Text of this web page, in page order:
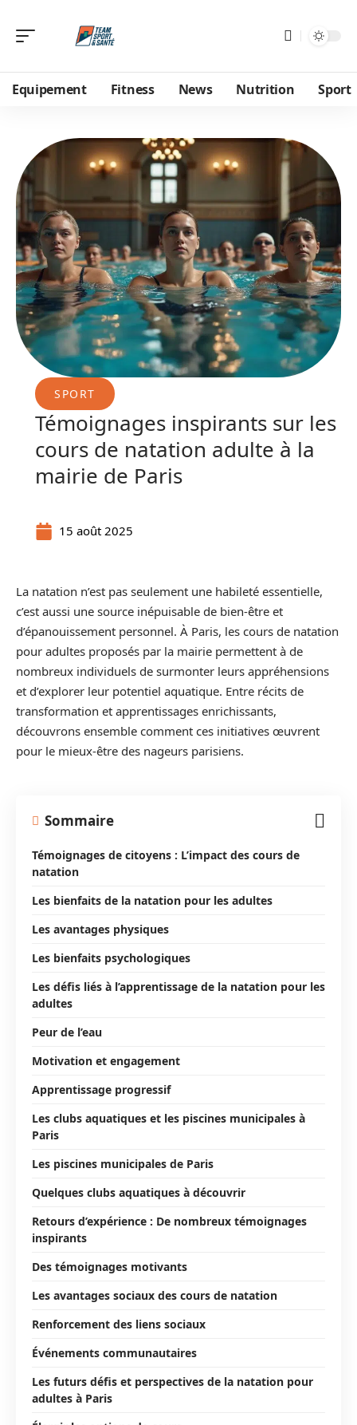
Equipement Fitness News Nutrition Sport
SPORT
Témoignages inspirants sur les
cours de natation adulte à la
mairie de Paris
15 août 2025
La natation n’est pas seulement une habileté essentielle,
c’est aussi une source inépuisable de bien-être et
d’épanouissement personnel. À Paris, les cours de natation
pour adultes proposés par la mairie permettent à de
nombreux individuels de surmonter leurs appréhensions
et d’explorer leur potentiel aquatique. Entre récits de
transformation et apprentissages enrichissants,
découvrons ensemble comment ces initiatives œuvrent
pour le mieux-être des nageurs parisiens.
Sommaire
Témoignages de citoyens : L’impact des cours de
natation
Les bienfaits de la natation pour les adultes
Les avantages physiques
Les bienfaits psychologiques
Les défis liés à l’apprentissage de la natation pour les
adultes
Peur de l’eau
Motivation et engagement
Apprentissage progressif
Les clubs aquatiques et les piscines municipales à
Paris
Les piscines municipales de Paris
Quelques clubs aquatiques à découvrir
Retours d’expérience : De nombreux témoignages
inspirants
Des témoignages motivants
Les avantages sociaux des cours de natation
Renforcement des liens sociaux
Événements communautaires
Les futurs défis et perspectives de la natation pour
adultes à Paris